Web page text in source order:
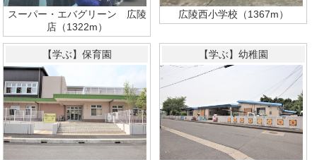
スーパー・エバグリーン 広陵
店（1322m）
広陵西小学校（1367m）
【学ぶ】保育園 【学ぶ】幼稚園